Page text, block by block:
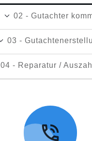
02 - Gutachter
03 -
04 - Reparatur /